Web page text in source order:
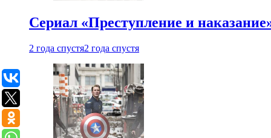
Сериал «Преступление и
2 года спустя2 года спустя